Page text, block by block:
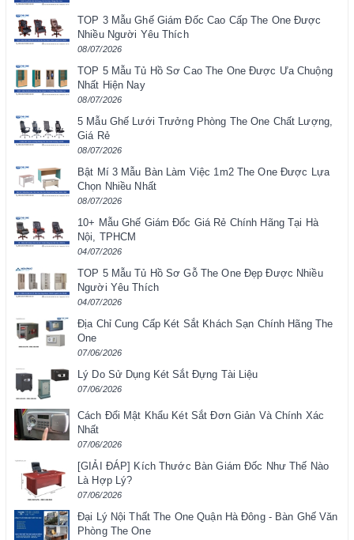
TOP 3 Mẫu Ghế Giám Đốc Cao Cấp The One Được
Nhiều Người Yêu Thích
08/07/2026
TOP 5 Mẫu Tủ Hồ Sơ Cao The One Được Ưa Chuộng
Nhất Hiện Nay
08/07/2026
5 Mẫu Ghế Lưới Trưởng Phòng The One Chất Lượng,
Giá Rẻ
08/07/2026
Bật Mí 3 Mẫu Bàn Làm Việc 1m2 The One Được Lựa
Chọn Nhiều Nhất
08/07/2026
10+ Mẫu Ghế Giám Đốc Giá Rẻ Chính Hãng Tại Hà
Nội, TPHCM
04/07/2026
TOP 5 Mẫu Tủ Hồ Sơ Gỗ The One Đẹp Được Nhiều
Người Yêu Thích
04/07/2026
Địa Chỉ Cung Cấp Két Sắt Khách Sạn Chính Hãng The
One
07/06/2026
Lý Do Sử Dụng Két Sắt Đựng Tài Liệu
07/06/2026
Cách Đổi Mật Khẩu Két Sắt Đơn Giản Và Chính Xác
Nhất
07/06/2026
[GIẢI ĐÁP] Kích Thước Bàn Giám Đốc Như Thế Nào
Là Hợp Lý?
07/06/2026
Đại Lý Nội Thất The One Quận Hà Đông - Bàn Ghế Văn
Phòng The One